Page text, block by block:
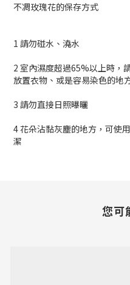
不凋玫瑰花的保存方式
1 請勿碰水、澆水
2 室內濕度超過65%以上時，
放置衣物、或是容易染色的地
3 請勿直接日照曝曬
4 花朵沾黏灰塵的地方，可使
潔
您可